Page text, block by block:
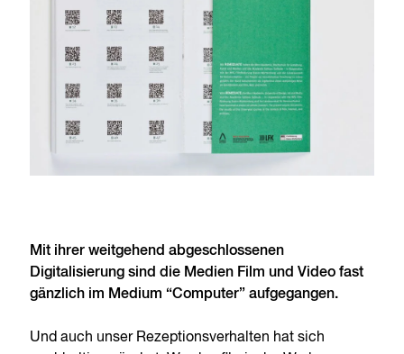
Mit ihrer weitgehend abgeschlossenen
Digitalisierung sind die Medien Film und Video fast
gänzlich im Medium “Computer” aufgegangen.
Und auch unser Rezeptionsverhalten hat sich